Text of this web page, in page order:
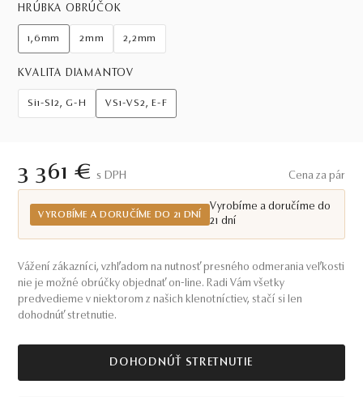
HRÚBKA OBRÚČOK
1,6mm 2mm 2,2mm
KVALITA DIAMANTOV
Si1-SI2, G-H VS1-VS2, E-F
3 361 € S DPH Cena za pár
VYROBÍME A DORUČÍME DO 21 DNÍ
Vyrobíme a doručíme do
21 dní
Vážení zákazníci, vzhľadom na nutnosť presného odmerania veľkosti
nie je možné obrúčky objednať on-line. Radi Vám všetky
predvedieme v niektorom z našich klenotníctiev, stačí si len
dohodnúť stretnutie.
DOHODNÚŤ STRETNUTIE